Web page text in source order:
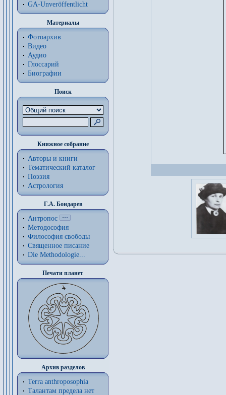
GA-Unveröffentlicht
Материалы
Фотоархив
Видео
Аудио
Глоссарий
Биографии
Поиск
Книжное собрание
Авторы и книги
Тематический каталог
Поэзия
Астрология
Г.А. Бондарев
Антропос
Методософия
Философия cвободы
Священное писание
Die Methodologie...
Печати планет
Архив разделов
Terra anthroposophia
Талантам предела нет